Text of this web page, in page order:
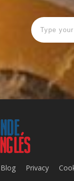
Blog Privacy